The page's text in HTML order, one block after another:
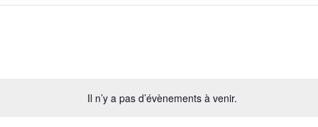
Il n’y a pas d’évènements à venir.